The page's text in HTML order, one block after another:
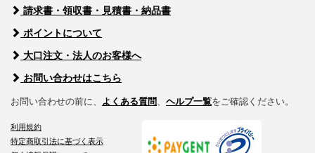
請求書・領収書・見積書・納品書
ポイントについて
大口注文・法人のお客様へ
お問い合わせはこちら
お問い合わせの前に、 よくある質問、 ヘルプ一覧をご確認ください。
利用規約
特定商取引法に基づく表示